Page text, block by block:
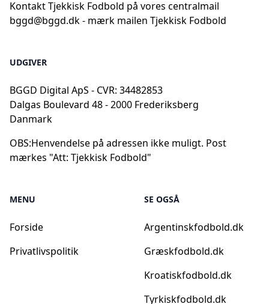
Kontakt Tjekkisk Fodbold på vores centralmail
bggd@bggd.dk- mærk mailen Tjekkisk Fodbold
UDGIVER
BGGD Digital ApS - CVR: 34482853
Dalgas Boulevard 48 - 2000 Frederiksberg
Danmark
OBS:Henvendelse på adressen ikke muligt. Post
mærkes "Att: Tjekkisk Fodbold"
MENU
Forside
Privatlivspolitik
SE OGSÅ
Argentinskfodbold.dk
Græskfodbold.dk
Kroatiskfodbold.dk
Tyrkiskfodbold.dk